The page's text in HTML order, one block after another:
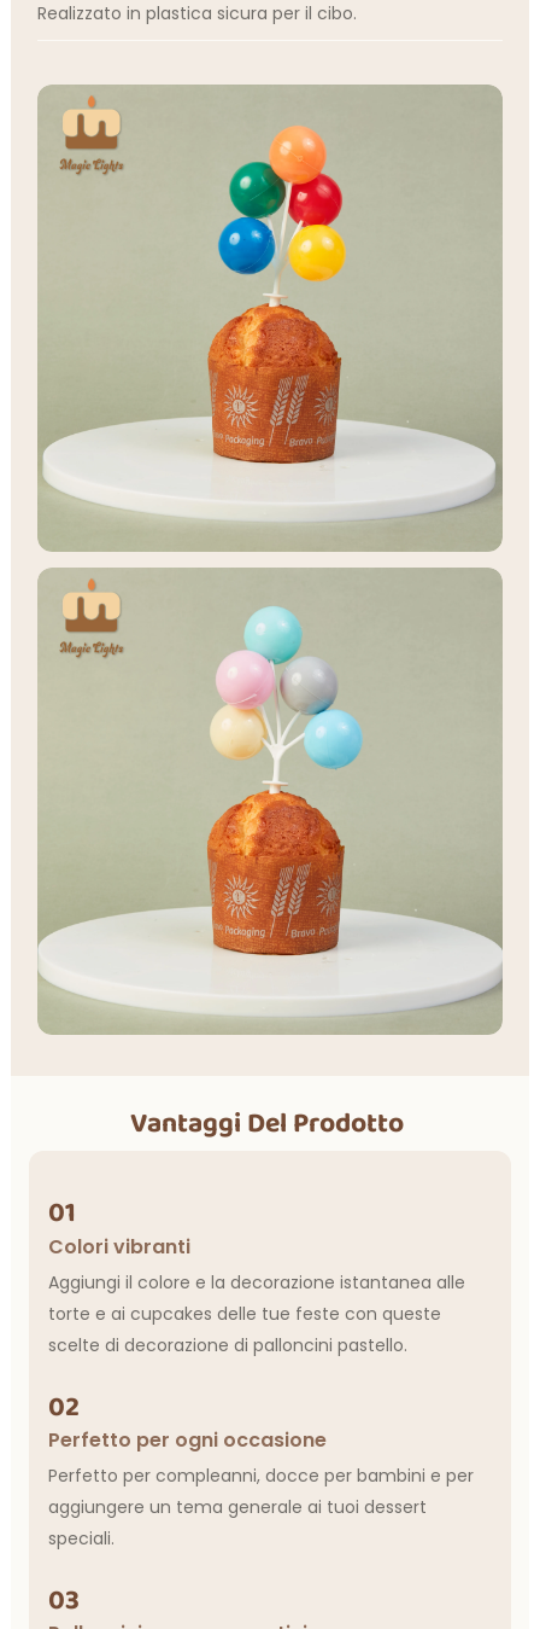
Realizzato in plastica sicura per il cibo.
Vantaggi Del Prodotto
01
Colori vibranti
Aggiungi il colore e la decorazione istantanea alle
torte e ai cupcakes delle tue feste con queste
scelte di decorazione di palloncini pastello.
02
Perfetto per ogni occasione
Perfetto per compleanni, docce per bambini e per
aggiungere un tema generale ai tuoi dessert
speciali.
03